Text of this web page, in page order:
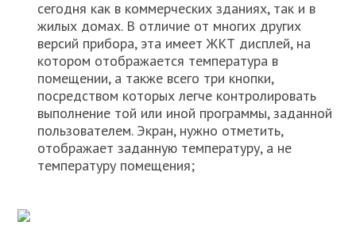
сегодня как в коммерческих зданиях, так и в
жилых домах. В отличие от многих других
версий прибора, эта имеет ЖКТ дисплей, на
котором отображается температура в
помещении, а также всего три кнопки,
посредством которых легче контролировать
выполнение той или иной программы, заданной
пользователем. Экран, нужно отметить,
отображает заданную температуру, а не
температуру помещения;